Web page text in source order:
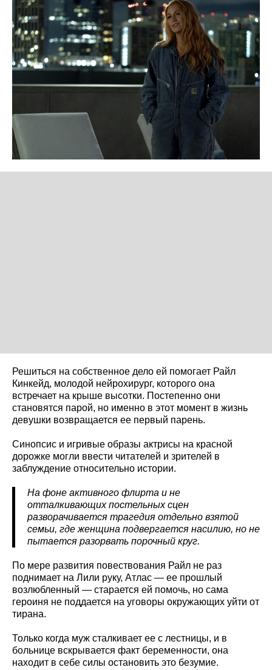
Решиться на собственное дело ей помогает Райл
Кинкейд, молодой нейрохирург, которого она
встречает на крыше высотки. Постепенно они
становятся парой, но именно в этот момент в жизнь
девушки возвращается ее первый парень.
Синопсис и игривые образы актрисы на красной
дорожке могли ввести читателей и зрителей в
заблуждение относительно истории.
На фоне активного флирта и не
отталкивающих постельных сцен
разворачивается трагедия отдельно взятой
семьи, где женщина подвергается насилию, но не
пытается разорвать порочный круг.
По мере развития повествования Райл не раз
поднимает на Лили руку, Атлас — ее прошлый
возлюбленный — старается ей помочь, но сама
героиня не поддается на уговоры окружающих уйти от
тирана.
Только когда муж сталкивает ее с лестницы, и в
больнице вскрывается факт беременности, она
находит в себе силы остановить это безумие.